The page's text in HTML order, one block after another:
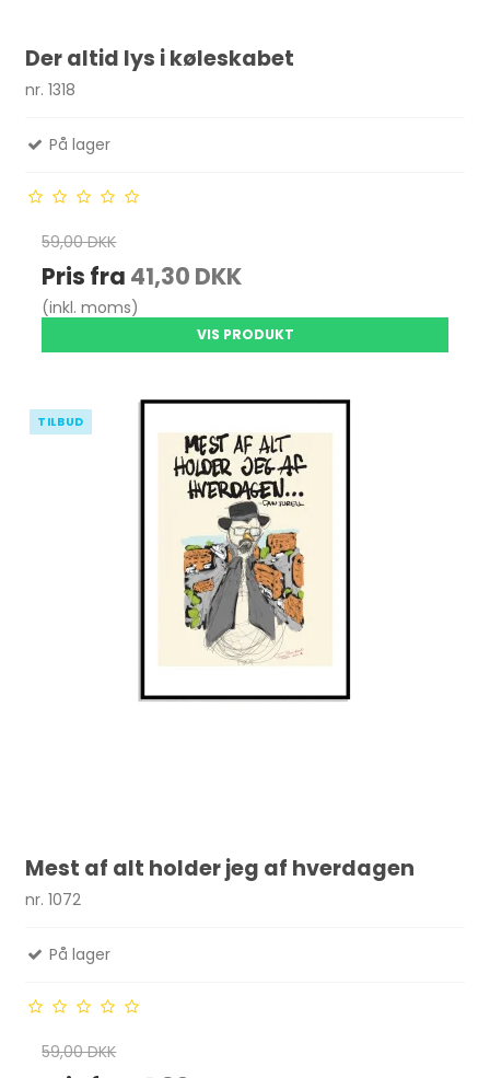
Der altid lys i køleskabet
nr. 1318
På lager
59,00 DKK
Pris fra 41,30 DKK
(inkl. moms)
VIS PRODUKT
TILBUD
Mest af alt holder jeg af hverdagen
nr. 1072
På lager
59,00 DKK